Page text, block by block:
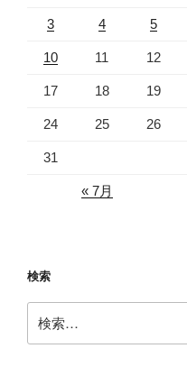
3 4 5
10 11 12
17 18 19
24 25 26
31
« 7月
検索
索: